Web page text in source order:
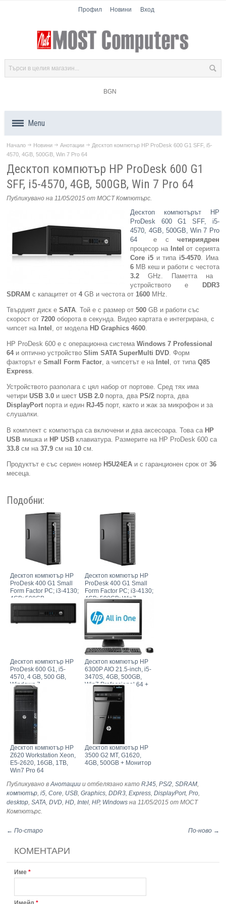
Профил Новини Вход
BGN
Menu
Продукти
Компоненти
Лаптопи
Принтери
Консумативи
Аксесоари
Смартфони
Начало Новини Анотации
Десктоп компютър HP ProDesk 600 G1 SFF, i5-
4570, 4GB, 500GB, Win 7 Pro 64
Десктоп компютър HP ProDesk 600 G1
SFF, i5-4570, 4GB, 500GB, Win 7 Pro 64
Публикувано на 11/05/2015 от МОСТ Компютърс
Десктоп компютърът HP
ProDesk 600 G1 SFF, i5-
4570, 4GB, 500GB, Win 7 Pro
64 e с четириядрен
процесор на
Intel от серията
Core i5 и типа i5-4570 . Има
6 MB кеш и работи с честота
3.2 GHz. Паметта на
устройството е
DDR3
SDRAM с капацитет от4 GB и честота от 1600 MHz.
Твърдият диск еSATA . Той е с размер от500 GB и работи със
скорост от7200 оборота в секунда. Видео картата е интегрирана, с
чипсет на Intel , от модела HD Graphics 4600
HP ProDesk 600 е с операционна системаWindows 7 Professional
64 и оптично устройствоSlim SATA SuperMulti DVD. Форм
факторът еSmall Form Factor, а чипсетът е на Intel , от типаQ85
Express.
Устройството разполага с цял набор от портове. Сред тях има
четири USB 3.0 и шестUSB 2.0 порта, два PS/2 порта, два
DisplayPort порта и един RJ-45 порт, както и жак за микрофон и за
слушалки.
В комплект с компютъра са включени и два аксесоара. Това са HP
USB мишка и HP USB клавиатура. Размерите на HP ProDesk 600 са
33.8 см на37.9 см на 10 см.
Продуктът е със сериен номер H5U24EA и с гаранционен срок от36
месеца.
Подобни:
Десктоп компютър HP
ProDesk 400 G1 Small
Form Factor PC; i3-4130;
4GB; 500GB
Десктоп компютър HP
ProDesk 400 G1 Small
Form Factor PC; i3-4130;
4GB; 500GB; Win7
Десктоп компютър HP
ProDesk 600 G1, i5-
4570, 4 GB, 500 GB,
Windows 7
Десктоп компютър HP
6300P AIO 21.5-inch, i5-
3470S, 4GB, 500GB,
Win7 Professional 64 +
Monitor
Десктоп компютър HP
Z620 Workstation Xeon,
E5-2620, 16GB, 1TB,
Win7 Pro 64
Десктоп компютър HP
3500 G2 MT, G1620,
4GB, 500GB + Монитор
Публикувано вАнотации и отбелязано катоRJ45 ,PS/2 ,SDRAM
компютър ,i5 ,Core USB ,Graphics ,DDR3 ,Express ,DisplayPort,Pro
desktop ,SATA ,DVD ,HD ,Intel ,HP, Windows на 11/05/2015 от МОСТ
Компютърс
← По-старо По-ново →
КОМЕНТАРИ
Име *